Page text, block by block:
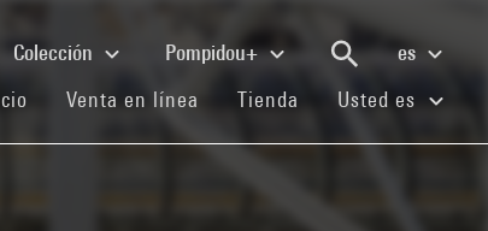
Colección Pompidou+
es
(current)
Venta en línea (current)
Tienda (current)
Usted es